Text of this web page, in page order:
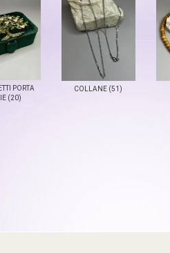
PORTA
(20)
COLLANE (51)